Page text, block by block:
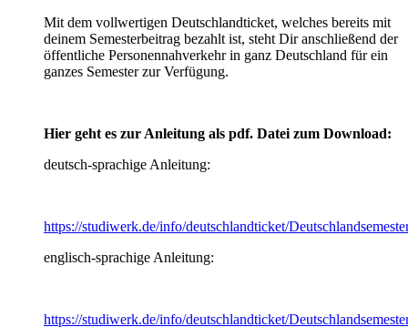
Mit dem vollwertigen Deutschlandticket, welches bereits mit
deinem Semesterbeitrag bezahlt ist, steht Dir anschließend der
öffentliche Personennahverkehr in ganz Deutschland für ein
ganzes Semester zur Verfügung.
Hier geht es zur Anleitung als pdf. Datei zum Download:
deutsch-sprachige Anleitung:
https://studiwerk.de/info/deutschlandticket/
englisch-sprachige Anleitung:
https://studiwerk.de/info/deutschlandticket/